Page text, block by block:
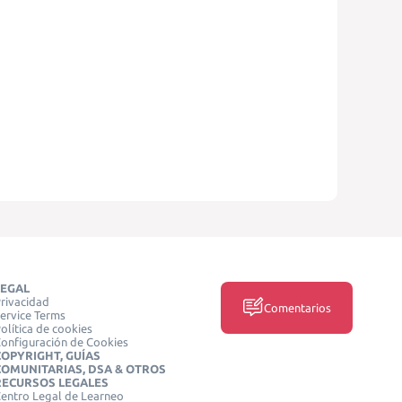
Terms
de cookies
de Cookies
GUÍAS
DSA & OTROS
LEGALES
Legal de Learneo
Comentarios